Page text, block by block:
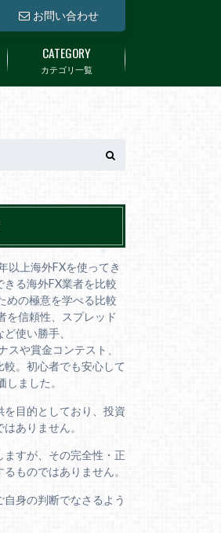
お問い合わせ
カテゴリ一覧
CATEGORY
以上海外FXを使ってき
る海外FX業者を比較
めの極意を学べる比較
を信頼性、スプレッド
使い勝手、
スや賞金コンテスト、
。初心者でも安心して
ました。
目的としており、投資
ありません。
すが、その完全性・正
ものではありません。
身の判断でなさるよう